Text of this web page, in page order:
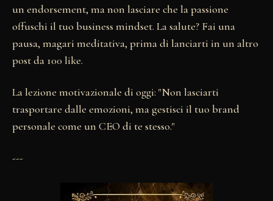
un endorsement, ma non lasciare che la passione
offuschi il tuo business mindset. La salute? Fai una
pausa, magari meditativa, prima di lanciarti in un altro
post da 100 like.
La lezione motivazionale di oggi: "Non lasciarti
trasportare dalle emozioni, ma gestisci il tuo brand
personale come un CEO di te stesso."
---